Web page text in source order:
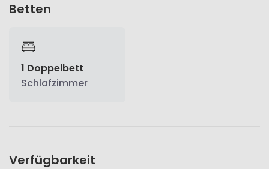
Betten
1 Doppelbett
Schlafzimmer
Verfügbarkeit